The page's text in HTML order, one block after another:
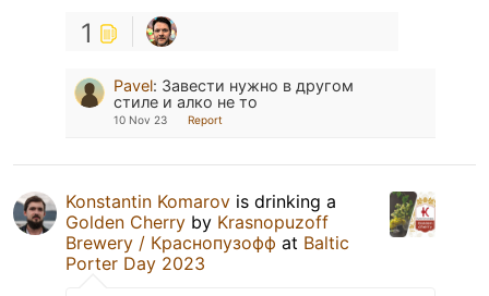
1
Pavel: Завести нужно в другом
стиле и алко не то
10 Nov 23 Report
Konstantin Komarov is drinking a
Golden Cherry by Krasnopuzoff
Brewery / Краснопузофф at Baltic
Porter Day 2023